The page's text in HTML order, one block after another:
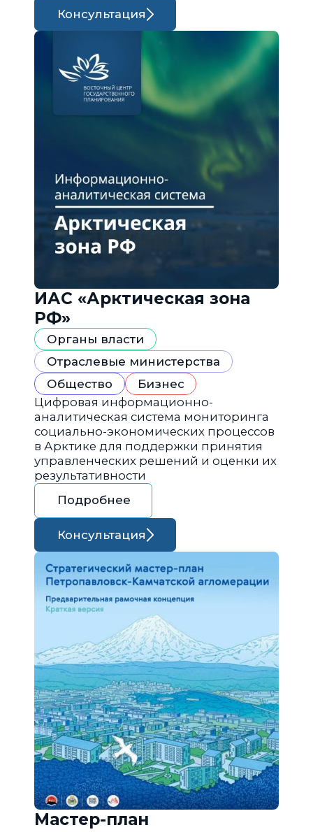
Консультация
ИАС «Арктическая зона
РФ»
Органы власти
Отраслевые министерства
Общество
Бизнес
Цифровая информационно-
аналитическая система мониторинга
социально-экономических процессов
в Арктике для поддержки принятия
управленческих решений и оценки их
результативности
Подробнее
Консультация
Мастер-план